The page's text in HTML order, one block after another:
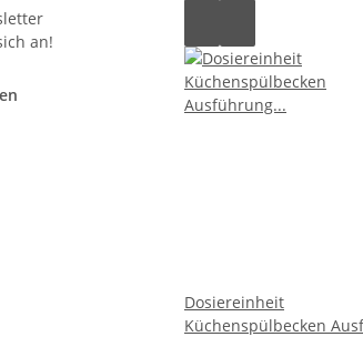
Dosiereinheit
Küchenspülbecken
an!